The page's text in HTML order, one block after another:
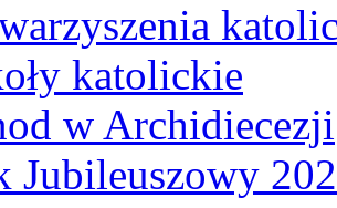
katolickie
w Archidiecezji
Jubileuszowy